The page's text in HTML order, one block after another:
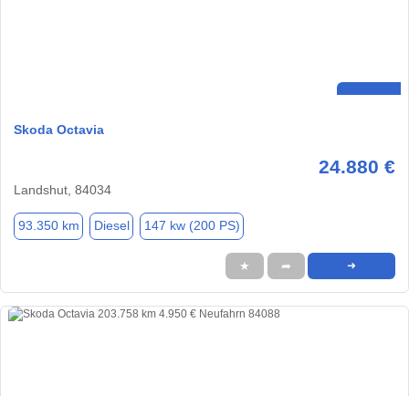
Skoda Octavia
24.880 €
Landshut, 84034
93.350 km Diesel 147 kw (200 PS)
★ ➦ ➜